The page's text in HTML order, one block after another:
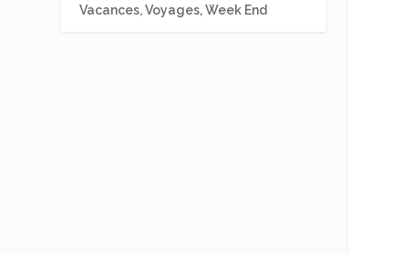
Vacances, Voyages, Week End